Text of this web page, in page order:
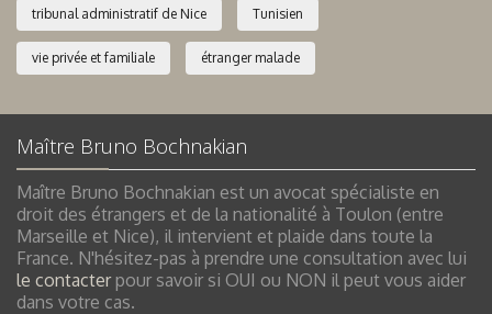
tribunal administratif de Nice Tunisien
vie privée et familiale étranger malade
Maître Bruno Bochnakian
Maître Bruno Bochnakian est un avocat spécialiste en
droit des étrangers et de la nationalité à Toulon (entre
Marseille et Nice), il intervient et plaide dans toute la
France. N'hésitez-pas à prendre une consultation avec lui
le contacterpour savoir si OUI ou NON il peut vous aider
dans votre cas.